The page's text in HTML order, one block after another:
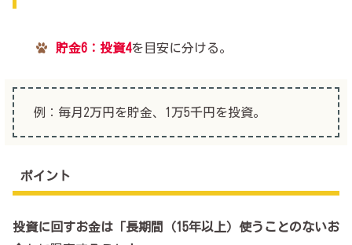
貯金6：投資4を目安に分ける。
例：毎月2万円を貯金、1万5千円を投資。
ポイント
投資に回すお金は「長期間（15年以上）使うことのないお